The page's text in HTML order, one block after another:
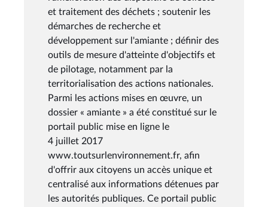
et traitement des déchets ; soutenir les
démarches de recherche et
développement sur l'amiante ; définir des
outils de mesure d'atteinte d'objectifs et
de pilotage, notamment par la
territorialisation des actions nationales.
Parmi les actions mises en œuvre, un
dossier « amiante » a été constitué sur le
portail public mise en ligne le
4 juillet 2017
www.toutsurlenvironnement.fr, afin
d'offrir aux citoyens un accès unique et
centralisé aux informations détenues par
les autorités publiques. Ce portail public